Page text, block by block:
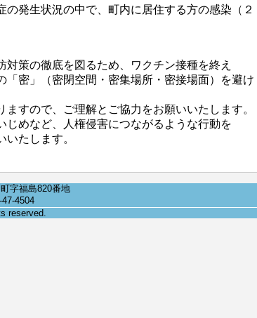
発生状況の中で、 町内に居住する方の感染（２
策の徹底を図るため、ワクチン接種を終え
密」（密閉空間・密集場所・密接場面）を避け
すので、ご理解とご協力をお願いいたします。
めなど、人権侵害につながるような行動を
たします。
字福島820番地
4504
reserved.